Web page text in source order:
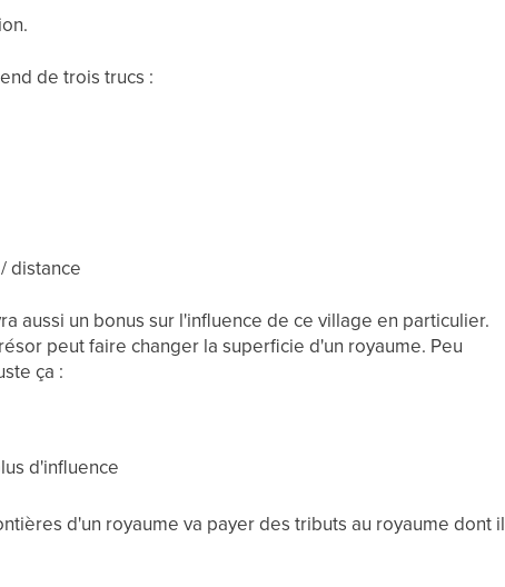
de trois trucs :
distance
aussi un bonus sur l'influence de ce village en particulier.
peut faire changer la superficie d'un royaume. Peu
ça :
d'influence
d'un royaume va payer des tributs au royaume dont il